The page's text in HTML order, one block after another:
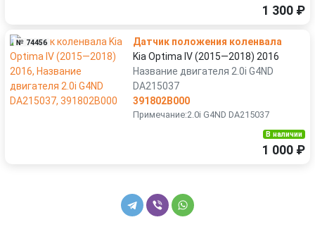
1 300 ₽
№ 74456
Датчик положения коленвала
Kia Optima IV (2015—2018) 2016
Название двигателя 2.0i G4ND
DA215037
391802B000
Примечание:2.0i G4ND DA215037
В наличии
1 000 ₽